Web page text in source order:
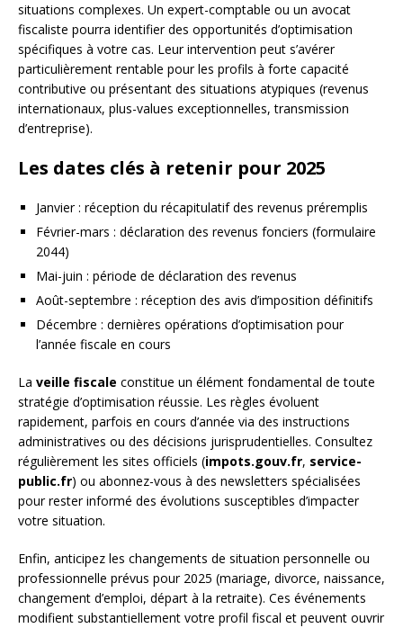
situations complexes. Un expert-comptable ou un avocat
fiscaliste pourra identifier des opportunités d’optimisation
spécifiques à votre cas. Leur intervention peut s’avérer
particulièrement rentable pour les profils à forte capacité
contributive ou présentant des situations atypiques (revenus
internationaux, plus-values exceptionnelles, transmission
d’entreprise).
Les dates clés à retenir pour 2025
Janvier : réception du récapitulatif des revenus préremplis
Février-mars : déclaration des revenus fonciers (formulaire
2044)
Mai-juin : période de déclaration des revenus
Août-septembre : réception des avis d’imposition définitifs
Décembre : dernières opérations d’optimisation pour
l’année fiscale en cours
La veille fiscale constitue un élément fondamental de toute
stratégie d’optimisation réussie. Les règles évoluent
rapidement, parfois en cours d’année via des instructions
administratives ou des décisions jurisprudentielles. Consultez
régulièrement les sites officiels (impots.gouv.fr, service-
public.fr) ou abonnez-vous à des newsletters spécialisées
pour rester informé des évolutions susceptibles d’impacter
votre situation.
Enfin, anticipez les changements de situation personnelle ou
professionnelle prévus pour 2025 (mariage, divorce, naissance,
changement d’emploi, départ à la retraite). Ces événements
modifient substantiellement votre profil fiscal et peuvent ouvrir